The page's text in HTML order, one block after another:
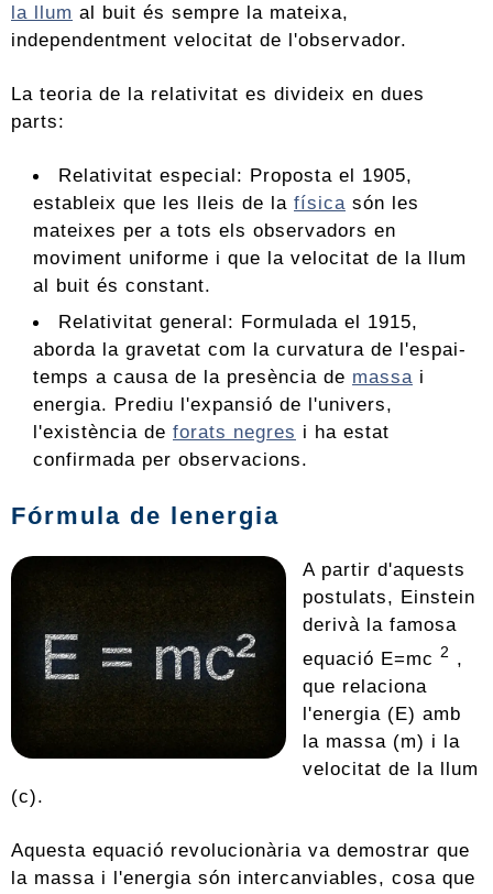
la llum al buit és sempre la mateixa,
independentment velocitat de l'observador.
La teoria de la relativitat es divideix en dues
parts:
Relativitat especial: Proposta el 1905,
estableix que les lleis de la física són les
mateixes per a tots els observadors en
moviment uniforme i que la velocitat de la llum
al buit és constant.
Relativitat general: Formulada el 1915,
aborda la gravetat com la curvatura de l'espai-
temps a causa de la presència de massa i
energia. Prediu l'expansió de l'univers,
l'existència de forats negres i ha estat
confirmada per observacions.
Fórmula de lenergia
A partir d'aquests
postulats, Einstein
derivà la famosa
equació E=mc 2 ,
que relaciona
l'energia (E) amb
la massa (m) i la
velocitat de la llum
(c).
Aquesta equació revolucionària va demostrar que
la massa i l'energia són intercanviables, cosa que